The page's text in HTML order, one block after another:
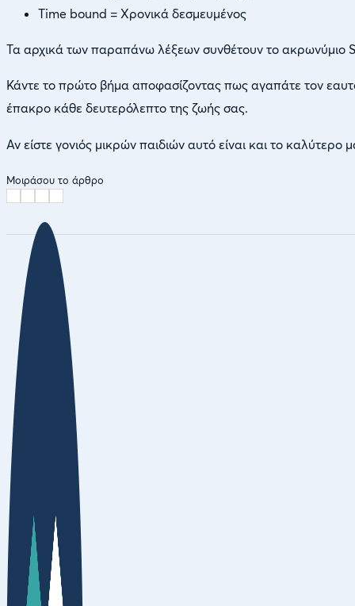
Time bound = Χρονικά δεσμευμένος
Τα αρχικά των παραπάνω λέξεων συνθέτουν το ακρωνύμιο
Κάντε το πρώτο βήμα αποφασίζοντας πως αγαπάτε τον
έπακρο κάθε δευτερόλεπτο της ζωής σας.
Αν είστε γονιός μικρών παιδιών αυτό είναι και το
Μοιράσου το άρθρο